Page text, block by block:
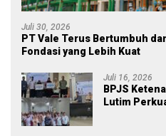
Juli 30, 2026
PT Vale Terus Bertumbuh
Fondasi yang Lebih Kuat
Juli 16, 2026
BPJS
Lutim